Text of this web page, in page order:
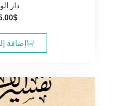
دار
$
إضافة